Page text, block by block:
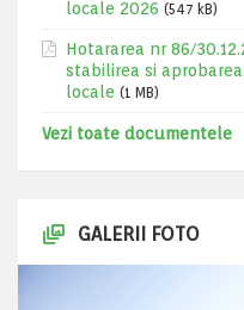
locale 2026 (547 kB)
Hotararea nr 86/
stabilirea si
locale (1 MB)
Vezi toate documentele
GALERII FOTO